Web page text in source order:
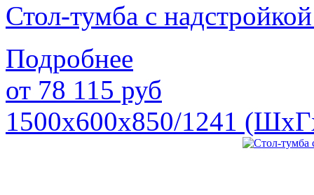
Стол-тумба с
Подробнее
от 78 115 руб
1500х600х850/1241